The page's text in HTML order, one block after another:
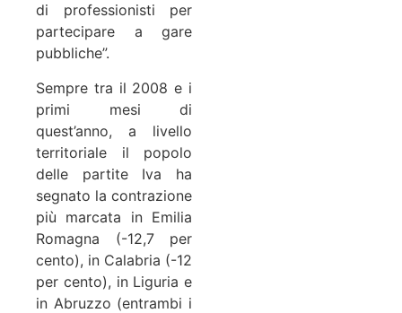
di professionisti per
partecipare a gare
pubbliche”.
Sempre tra il 2008 e i
primi mesi di
quest’anno, a livello
territoriale il popolo
delle partite Iva ha
segnato la contrazione
più marcata in Emilia
Romagna (-12,7 per
cento), in Calabria (-12
per cento), in Liguria e
in Abruzzo (entrambi i